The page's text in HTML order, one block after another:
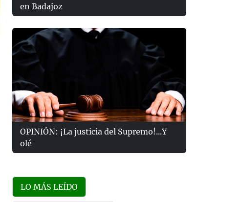
en Badajoz
OPINIÓN: ¡La justicia del Supremo!...Y
olé
LO MÁS LEÍDO